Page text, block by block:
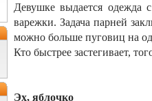
Девушке выдается
варежки. Задача парней
можно больше пуговиц на
Кто быстрее застегивает,
Эх, яблочко